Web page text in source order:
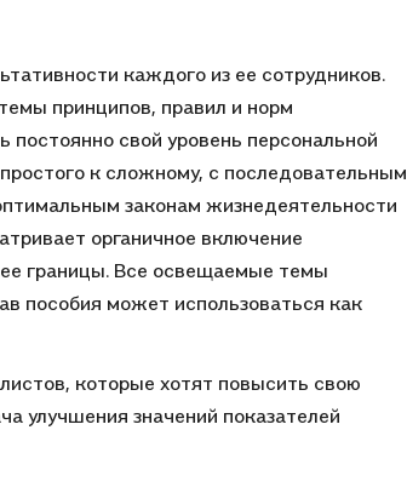
каждого из ее сотрудников.
принципов, правил и норм
свой уровень персональной
к сложному, с последовательным
законам жизнедеятельности
органичное включение
границы. Все освещаемые темы
пособия может использоваться как
которые хотят повысить свою
улучшения значений показателей